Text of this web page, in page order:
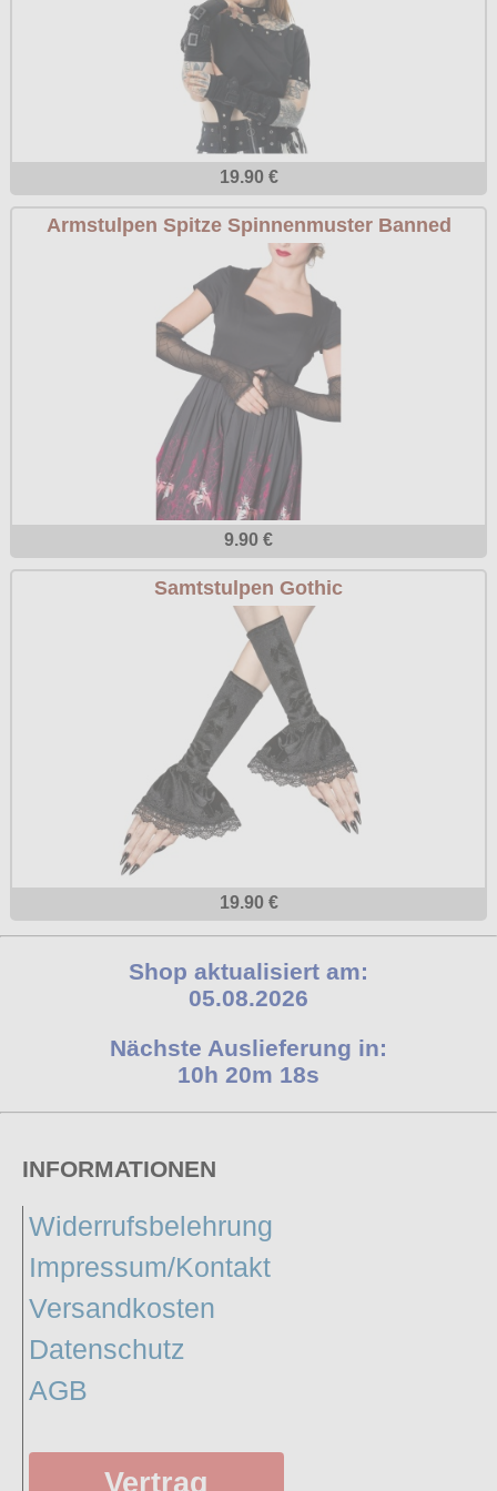
19.90 €
Armstulpen Spitze Spinnenmuster Banned
9.90 €
Samtstulpen Gothic
19.90 €
Shop aktualisiert am:
05.08.2026
Nächste Auslieferung in:
10h 20m 17s
INFORMATIONEN
Widerrufsbelehrung
Impressum/Kontakt
Versandkosten
Datenschutz
AGB
Vertrag